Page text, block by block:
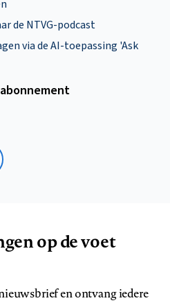
de NTVG-podcast
via de AI-toepassing 'Ask
op de voet
en ontvang iedere